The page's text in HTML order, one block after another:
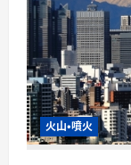
火山・噴火